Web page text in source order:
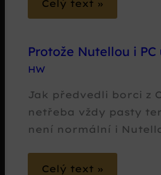
Celý text »
Protože Nutellou i PC
HW
Jak předvedli borci z
netřeba vždy pasty
není normální i
Celý text »